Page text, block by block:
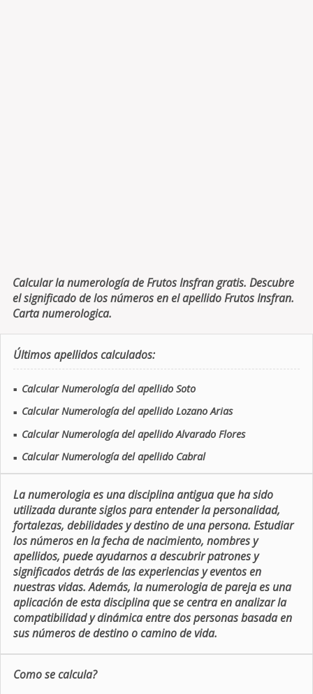
Calcular la numerología de Frutos Insfran gratis. Descubre
el significado de los números en el apellido Frutos Insfran.
Carta numerologica.
Últimos apellidos calculados:
■ Calcular Numerología del apellido Soto
■ Calcular Numerología del apellido Lozano Arias
■ Calcular Numerología del apellido Alvarado Flores
■ Calcular Numerología del apellido Cabral
La numerologia es una disciplina antigua que ha sido
utilizada durante siglos para entender la personalidad,
fortalezas, debilidades y destino de una persona. Estudiar
los números en la fecha de nacimiento, nombres y
apellidos, puede ayudarnos a descubrir patrones y
significados detrás de las experiencias y eventos en
nuestras vidas. Además, la numerologia de pareja es una
aplicación de esta disciplina que se centra en analizar la
compatibilidad y dinámica entre dos personas basada en
sus números de destino o camino de vida.
Como se calcula?